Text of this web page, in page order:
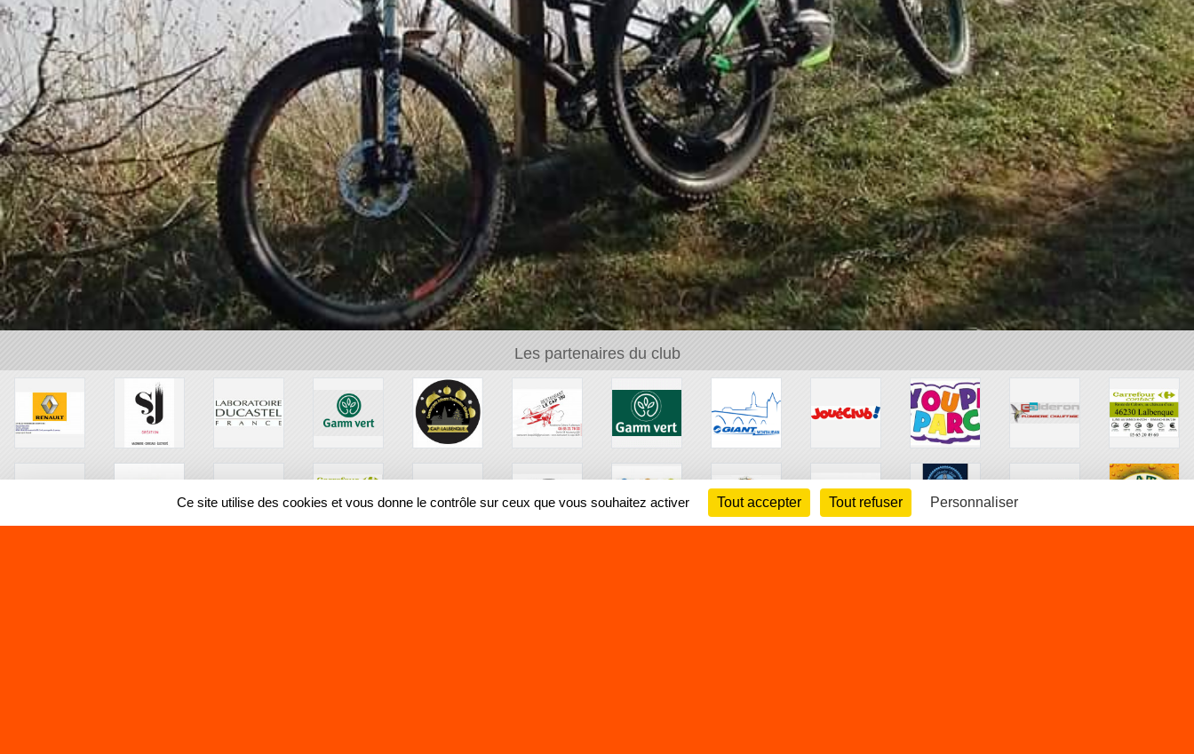
Les partenaires du club
Ce site utilise des cookies et vous donne le contrôle sur ceux que vous souhaitez activer Tout accepter Tout refuser Personnaliser